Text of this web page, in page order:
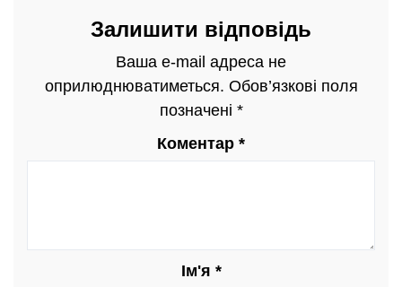
Залишити відповідь
Ваша e-mail адреса не
оприлюднюватиметься. Обов’язкові поля
позначені *
Коментар *
Ім'я *